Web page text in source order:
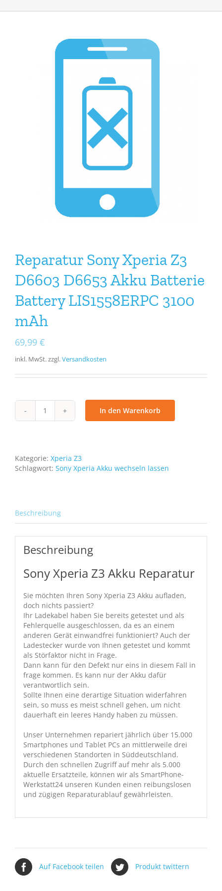
Reparatur Sony Xperia Z3
D6603 D6653 Akku Batterie
Battery LIS1558ERPC 3100
mAh
69,99 €
inkl. MwSt.zzgl.Versandkosten
Reparatur
Sony
D6603
D6653
Akku
3100
mAh
Menge
In den Warenkorb
Kategorie: Xperia Z3
Schlagwort: Sony Xperia Akku wechseln lassen
Beschreibung
Beschreibung
Sony Xperia Z3 Akku Reparatur
Sie möchten Ihren Sony Xperia Z3 Akku aufladen,
doch nichts passiert?
Ihr Ladekabel haben Sie bereits getestet und als
Fehlerquelle ausgeschlossen, da es an einem
anderen Gerät einwandfrei funktioniert? Auch der
Ladestecker wurde von Ihnen getestet und kommt
als Störfaktor nicht in Frage.
Dann kann für den Defekt nur eins in diesem Fall in
frage kommen. Es kann nur der Akku dafür
verantwortlich sein.
Sollte Ihnen eine derartige Situation widerfahren
sein, so muss es meist schnell gehen, um nicht
dauerhaft ein leeres Handy haben zu müssen.
Unser Unternehmen repariert jährlich über 15.000
Smartphones und Tablet PCs an mittlerweile drei
verschiedenen Standorten in Süddeutschland.
Durch den schnellen Zugriff auf mehr als 5.000
aktuelle Ersatzteile, können wir als SmartPhone-
Werkstatt24 unseren Kunden einen reibungslosen
und zügigen Reparaturablauf gewährleisten.
Auf Facebook teilen Produkt twittern